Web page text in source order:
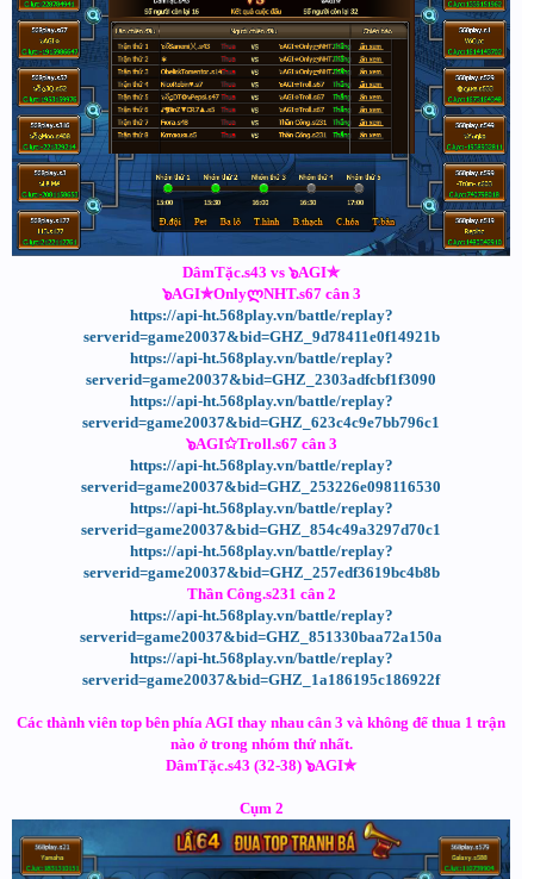
DâmTặc.s43 vs ๖AGI✯
๖AGI✯OnlyლNHT.s67 cân 3
https://api-ht.568play.vn/battle/replay?
serverid=game20037&bid=GHZ_9d78411e0f14921b
https://api-ht.568play.vn/battle/replay?
serverid=game20037&bid=GHZ_2303adfcbf1f3090
https://api-ht.568play.vn/battle/replay?
serverid=game20037&bid=GHZ_623c4c9e7bb796c1
๖AGI✩Troll.s67 cân 3
https://api-ht.568play.vn/battle/replay?
serverid=game20037&bid=GHZ_253226e098116530
https://api-ht.568play.vn/battle/replay?
serverid=game20037&bid=GHZ_854c49a3297d70c1
https://api-ht.568play.vn/battle/replay?
serverid=game20037&bid=GHZ_257edf3619bc4b8b
Thần Công.s231 cân 2
https://api-ht.568play.vn/battle/replay?
serverid=game20037&bid=GHZ_851330baa72a150a
https://api-ht.568play.vn/battle/replay?
serverid=game20037&bid=GHZ_1a186195c186922f
Các thành viên top bên phía AGI thay nhau cân 3 và không để thua 1 trận
nào ở trong nhóm thứ nhất.
DâmTặc.s43 (32-38) ๖AGI✯
Cụm 2